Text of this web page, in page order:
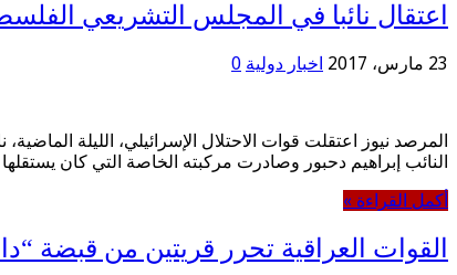
اعتقال نائبا في المجلس التشريعي
23 مارس، 2017 اخبار دولية 0
المرصد نيوز اعتقلت قوات الاحتلال الإسرائيلي، الليلة
النائب إبراهيم دحبور وصادرت مركبته الخاصة التي كان
أكمل القراءة »
القوات العراقية تحرر قريتين من قبضة